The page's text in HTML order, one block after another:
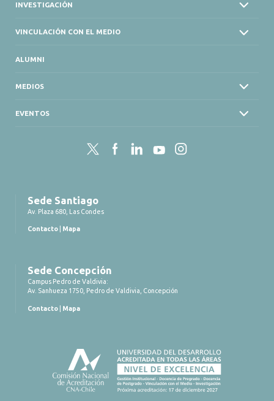
INVESTIGACIÓN
VINCULACIÓN CON EL MEDIO
ALUMNI
MEDIOS
EVENTOS
Twitter FacebookLinkedInYouTubeInstagram
Sede Santiago
Av. Plaza 680, Las Condes
Contacto Mapa
Sede Concepción
Campus Pedro de Valdivia:
Av. Sanhueza 1750, Pedro de Valdivia, Concepción
Contacto Mapa